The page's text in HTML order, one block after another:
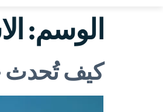
الوسم:
كيف تُحدث